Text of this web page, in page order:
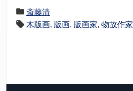
斎藤清
木版画, 版画, 版画家, 物故作家